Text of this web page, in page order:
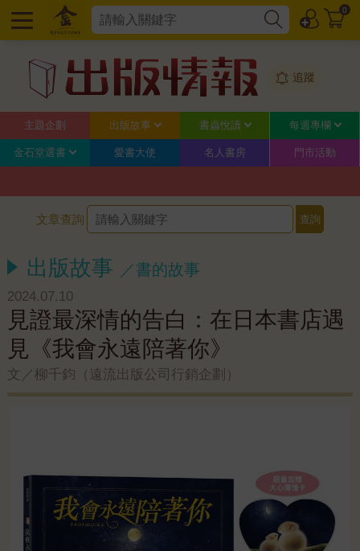
0
追蹤
主題企劃 出版故事 書蟲悅讀 每週專欄
金石堂選書 愛書大使 名人書房 門市活動
文章查詢
出版故事 ／書的故事
2024.07.10
見證最深情的告白：在日本書店遇
見《我會永遠陪著你》
文／柳千鈞（遠流出版公司行銷企劃）